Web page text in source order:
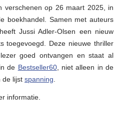
verschenen op 26 maart 2025, in
boekhandel. Samen met auteurs
Jussi Adler-Olsen een nieuw
toegevoegd. Deze nieuwe thriller
goed ontvangen en staat al
de Bestseller60, niet alleen in de
de lijst spanning
informatie.